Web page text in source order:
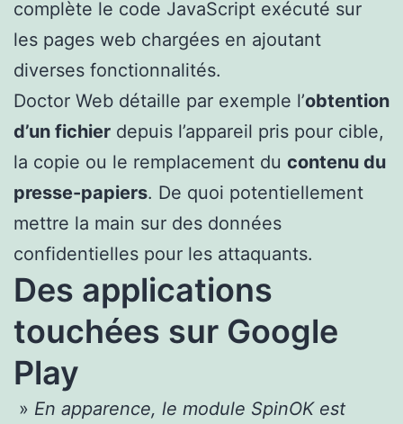
complète le code JavaScript exécuté sur
les pages web chargées en ajoutant
diverses fonctionnalités.
Doctor Web détaille par exemple l’obtention
d’un fichier depuis l’appareil pris pour cible,
la copie ou le remplacement du contenu du
presse-papiers. De quoi potentiellement
mettre la main sur des données
confidentielles pour les attaquants.
Des applications
touchées sur Google
Play
» En apparence, le module SpinOK est